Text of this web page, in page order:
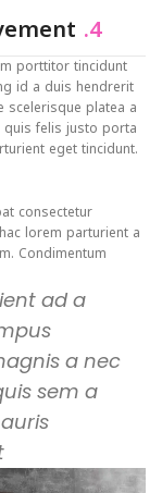
4.
porttitor tincidunt
id a duis hendrerit
scelerisque platea a
felis justo porta
eget tincidunt.
consectetur
lorem parturient a
Condimentum
ad a
a nec
sem a